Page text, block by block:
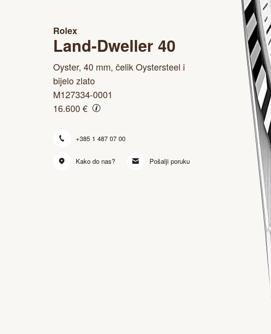
Rolex
Land-Dweller 40
Oyster, 40 mm, čelik Oystersteel i
bijelo zlato
M127334-0001
16.600 €
+385 1 487 07 00
Kako do nas? Pošalji poruku